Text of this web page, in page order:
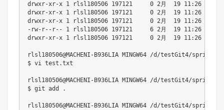
drwxr-xr-x 1 rlsl180506 197121     0 2月  19 11:26
drwxr-xr-x 1 rlsl180506 197121     0 2月  19 11:26
drwxr-xr-x 1 rlsl180506 197121     0 2月  19 11:26 src/
-rw-r--r-- 1 rlsl180506 197121     6 2月  19 11:26
drwxr-xr-x 1 rlsl180506 197121     0 2月  19 11:26 tx-
rlsl180506@MACHENI-B936LIA MINGW64 /d/testGit4/
$ vi test.txt
rlsl180506@MACHENI-B936LIA MINGW64 /d/testGit4/
$ git add .
rlsl180506@MACHENI-B936LIA MINGW64 /d/testGit4/